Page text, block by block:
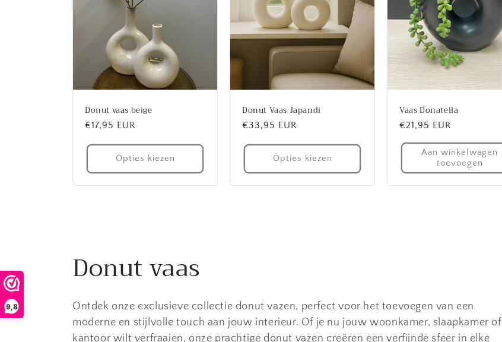
9,8
Donut vaas beige
Normale
€17,95 EUR
Opties kiezen
Donut Vaas Japandi
Normale
€33,95 EUR
Opties kiezen
Vaas Donatella
Normale
prijs
€21,95 EUR
Aan winkelwagen
toevoegen
Donut vaas
Ontdek onze exclusieve collectie donut vazen, perfect voor het toevoegen van een
moderne en stijlvolle touch aan jouw interieur. Of je nu jouw woonkamer, slaapkamer of
kantoor wilt verfraaien, onze prachtige donut vazen creëren een verfijnde sfeer in elke